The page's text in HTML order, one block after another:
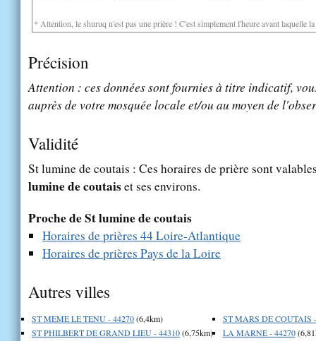
* Attention, le shuruq n'est pas une prière ! C'est simplement l'heure avant laquelle
Précision
Attention : ces données sont fournies à titre indicatif,
auprès de votre mosquée locale et/ou au moyen de
Validité
St lumine de coutais : Ces horaires de prière sont
lumine de coutaiset ses environs.
Proche de St lumine de coutais
Horaires de prières 44 Loire-Atlantique
Horaires de prières Pays de la Loire
Autres villes
ST MEME LE TENU - 44270(6,4km)
ST PHILBERT DE GRAND LIEU - 44310(6,75km)
ST MARS DE COUTAIS
LA MARNE - 44270